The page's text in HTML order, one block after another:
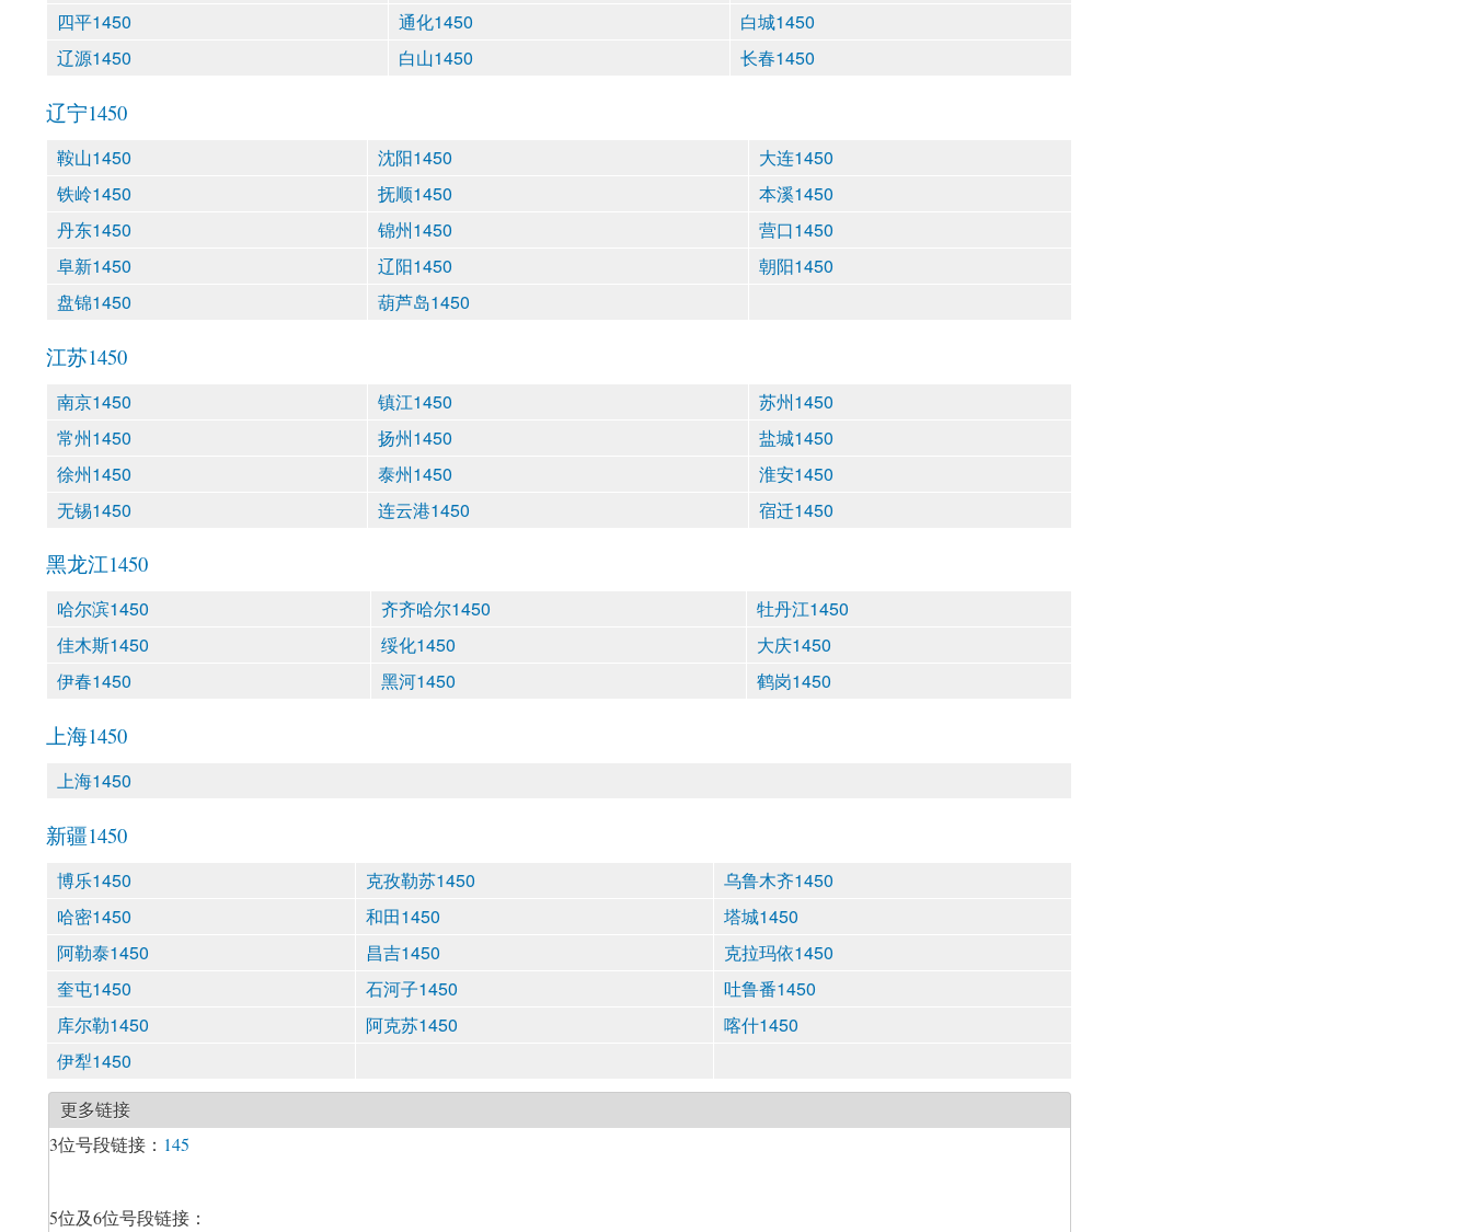
四平1450
通化1450
白城1450
辽源1450
白山1450 长春1450
辽宁1450
鞍山1450 沈阳1450
大连1450
铁岭1450
抚顺1450
本溪1450
丹东1450
锦州1450
营口1450
阜新1450
辽阳1450
朝阳1450
盘锦1450
葫芦岛1450
江苏1450
南京1450 镇江1450
苏州1450
常州1450
扬州1450
盐城1450
徐州1450
泰州1450
淮安1450
无锡1450
连云港1450 宿迁1450
黑龙江1450
哈尔滨1450 齐齐哈尔1450
牡丹江1450
佳木斯1450
绥化1450
大庆1450
伊春1450
黑河1450 鹤岗1450
上海1450
上海1450
新疆1450
博乐1450 克孜勒苏1450
乌鲁木齐1450
哈密1450
和田1450
塔城1450
阿勒泰1450
昌吉1450
克拉玛依1450
奎屯1450
石河子1450
吐鲁番1450
库尔勒1450
阿克苏1450
喀什1450
伊犁1450
更多链接
3位号段链接： 145
5位及6位号段链接：